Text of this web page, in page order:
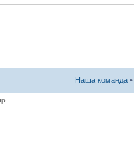
Наша команда •